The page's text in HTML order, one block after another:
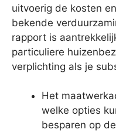
uitvoerig de kosten
bekende
rapport is
particuliere
verplichting als je
Het
welke opties
besparen op